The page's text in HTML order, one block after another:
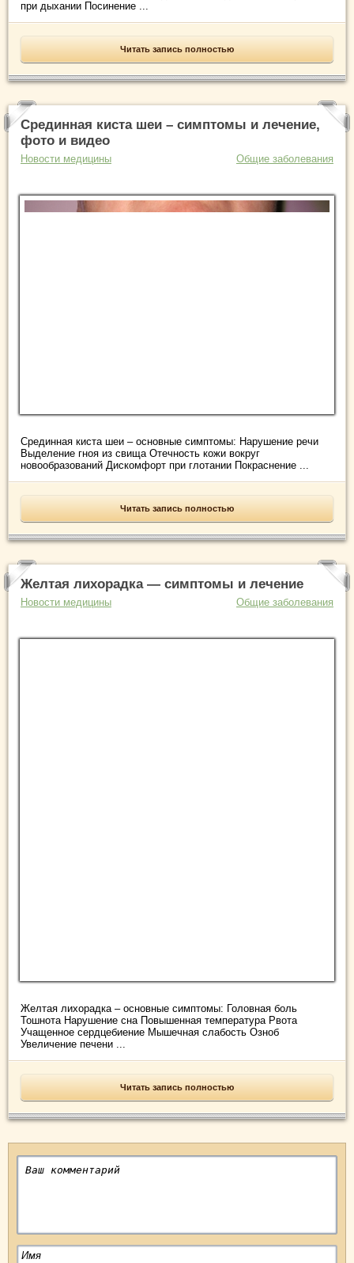
при дыхании Посинение ...
Читать запись полностью
Срединная киста шеи – симптомы и лечение,
фото и видео
Новости медицины Общие заболевания
Срединная киста шеи – основные симптомы: Нарушение речи
Выделение гноя из свища Отечность кожи вокруг
новообразований Дискомфорт при глотании Покраснение ...
Читать запись полностью
Желтая лихорадка — симптомы и лечение
Новости медицины Общие заболевания
Желтая лихорадка – основные симптомы: Головная боль
Тошнота Нарушение сна Повышенная температура Рвота
Учащенное сердцебиение Мышечная слабость Озноб
Увеличение печени ...
Читать запись полностью